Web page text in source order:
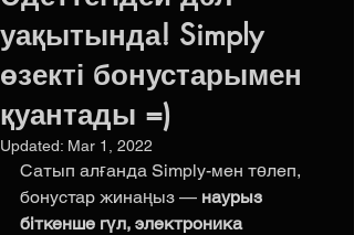
уақытында! Simply
өзекті бонустарымен
қуантады =)
Updated: Mar 1, 2022
Сатып алғанда Simply-мен төлеп,
бонустар жинаңыз — наурыз
біткенше гүл, электроника